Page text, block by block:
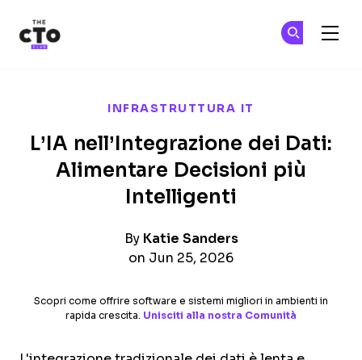
INFRASTRUTTURA IT
L’IA nell’Integrazione dei Dati:
Alimentare Decisioni più
Intelligenti
By Katie Sanders
on Jun 25, 2026
Scopri come offrire software e sistemi migliori in ambienti in
rapida crescita. Unisciti alla nostra Comunità